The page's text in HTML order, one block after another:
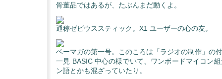
骨董品ではあるが、たぶんまだ動くよ。
通称ゼビウススティック。X1 ユーザーの心の友。
ベーマガの第一号。このころは「ラジオの制作」の
一見 BASIC 中心の様でいて、ワンボードマイコン
ン語とかも混ざっていたり。